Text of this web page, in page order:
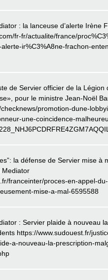
: la lanceuse d’alerte Irène
fr-fr/actualite/france/
ir%C3%A8ne-frachon-
de Servier officier de la Légion
pour le ministre Jean-Noël
promotion-dune-
une-coincidence-
la défense de Servier mise à
Mediator
franceinter/proces-en-appel-
mise-a-mal-6595588
: Servier plaide à nouveau
https://www.sudouest.fr/
a-nouveau-la-prescription-